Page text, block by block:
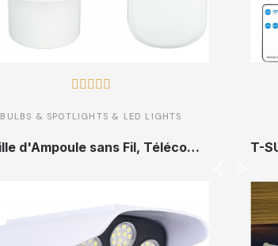
    
BULBS & SPOTLIGHTS & LED LIGHTS
Douille d'Ampoule sans Fil, Télécommande de Remplacement à 360 Degrés Facile à Installer 30 M pour Lampe à Incandescence pour